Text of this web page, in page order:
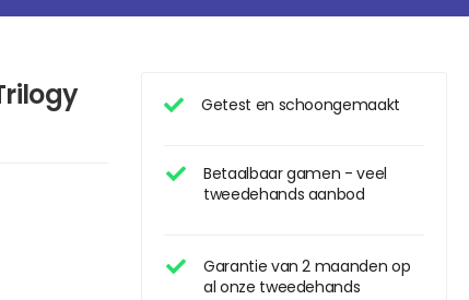
Getest en schoongemaakt
Betaalbaar gamen - veel
tweedehands aanbod
Garantie van 2 maanden op
al onze tweedehands